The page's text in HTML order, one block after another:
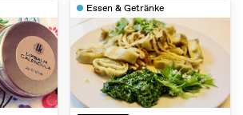
Essen & Getränke